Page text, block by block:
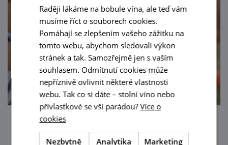
Hradní tvoření: Znojmo zblízka
Raději lákáme na bobule vína, ale teď vám
musíme říct o souborech cookies.
Pomáhají se zlepšením vašeho zážitku na
tomto webu, abychom sledovali výkon
stránek a tak. Samozřejmě jen s vaším
souhlasem. Odmítnutí cookies může
nepříznivě ovlivnit některé vlastnosti
webu. Tak co si dáte – stolní víno nebo
přívlastkové se vší parádou?Více o
cookies
Nezbytně
Analytika Marketing